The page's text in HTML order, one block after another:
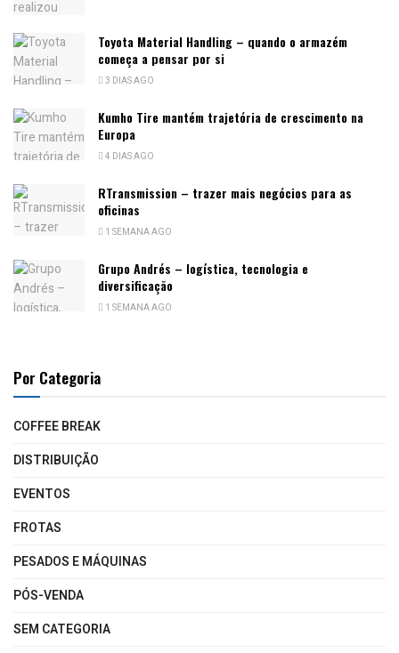
Toyota Material Handling – quando o armazém
começa a pensar por si
3 DIAS AGO
Kumho Tire mantém trajetória de crescimento na
Europa
4 DIAS AGO
RTransmission – trazer mais negócios para as
oficinas
1 SEMANA AGO
Grupo Andrés – logística, tecnologia e
diversificação
1 SEMANA AGO
Por Categoria
COFFEE BREAK
DISTRIBUIÇÃO
EVENTOS
FROTAS
PESADOS E MÁQUINAS
PÓS-VENDA
SEM CATEGORIA